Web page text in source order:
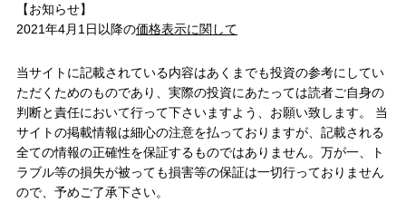
【お知らせ】
2021年4月1日以降の価格表示に関して
当サイトに記載されている内容はあくまでも投資の参考にしてい
ただくためのものであり、実際の投資にあたっては読者ご自身の
判断と責任において行って下さいますよう、お願い致します。 当
サイトの掲載情報は細心の注意を払っておりますが、記載される
全ての情報の正確性を保証するものではありません。万が一、ト
ラブル等の損失が被っても損害等の保証は一切行っておりません
ので、予めご了承下さい。